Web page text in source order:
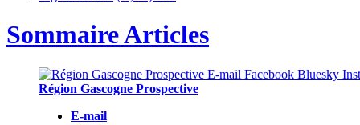
Sommaire Articles
Région Gascogne Prospective
E-mail